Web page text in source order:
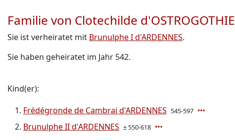
Familie von Clotechilde d'OSTROGOTHIE
Sie ist verheiratet mit Brunulphe I d'ARDENNES.
Sie haben geheiratet im Jahr 542.
Kind(er):
Frédégronde de Cambrai d'ARDENNES 545-597
Brunulphe II d'ARDENNES ± 550-618